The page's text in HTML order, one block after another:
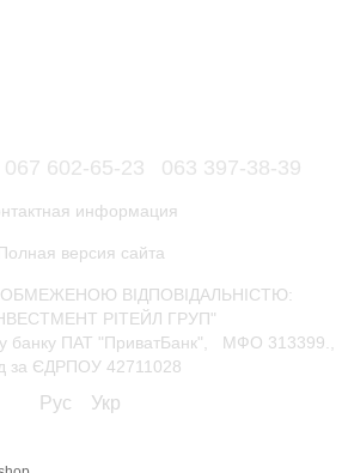
067 602-65-23 063 397-38-39
информация
версия сайта
ВІДПОВІДАЛЬНІСТЮ:
РІТЕЙЛ ГРУП"
банку ПАТ "ПриватБанк", МФО 313399.,
за ЄДРПОУ 42711028
Рус Укр